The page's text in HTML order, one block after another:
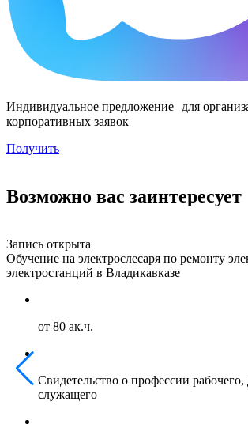
Индивидуальное предложение для
корпоративных заявок
Получить
Возможно вас заинтересует
Запись открыта
Обучение на электрослесаря по ремонту
электростанций в Владикавказе
от 80 ак.ч.
Свидетельство о профессии
служащего